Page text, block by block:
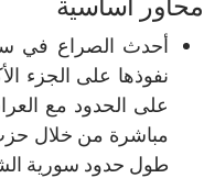
أحدث الصراع في
نفوذها على الجزء
على الحدود مع
مباشرة من خلال حزب
طول حدود سورية